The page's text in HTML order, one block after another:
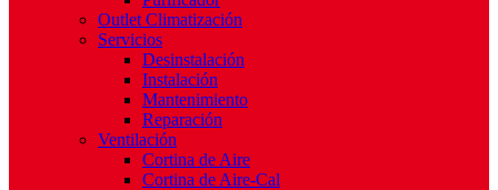
Outlet Climatización
Servicios
Desinstalación
Instalación
Mantenimiento
Reparación
Ventilación
Cortina de Aire
Cortina de Aire-Cal